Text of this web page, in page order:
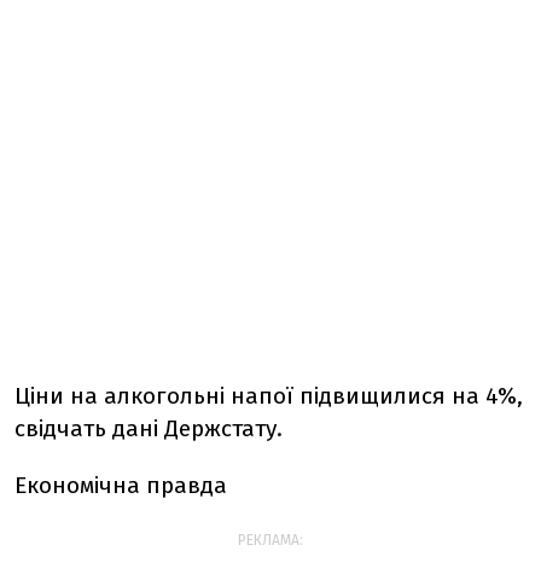
Ціни на алкогольні напої підвищилися на 4%,
свідчать дані Держстату.
Економічна правда
РЕКЛАМА: